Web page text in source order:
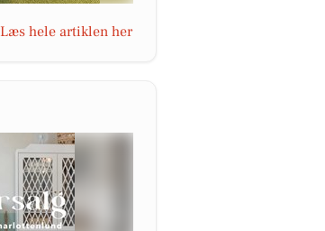
Læs hele artiklen her